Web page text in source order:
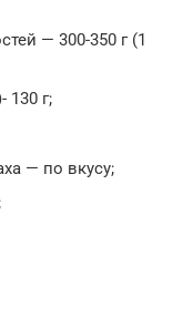
— 300-350 г (1
г;
— по вкусу;